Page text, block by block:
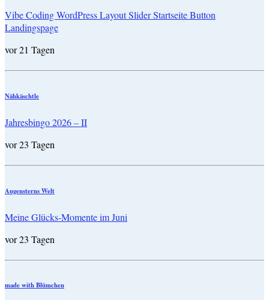
Vibe Coding WordPress Layout Slider Startseite Button
Landingspage
vor 21 Tagen
Nähkäschtle
Jahresbingo 2026 – II
vor 23 Tagen
Augensterns Welt
Meine Glücks-Momente im Juni
vor 23 Tagen
made with Blümchen